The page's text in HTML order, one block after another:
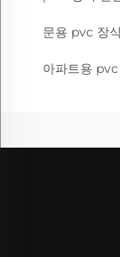
문용 pvc 장
아파트용